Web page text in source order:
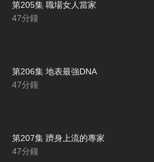
第205集 職場女人當家
47分鐘
第206集 地表最強DNA
47分鐘
第207集 躋身上流的專家
47分鐘